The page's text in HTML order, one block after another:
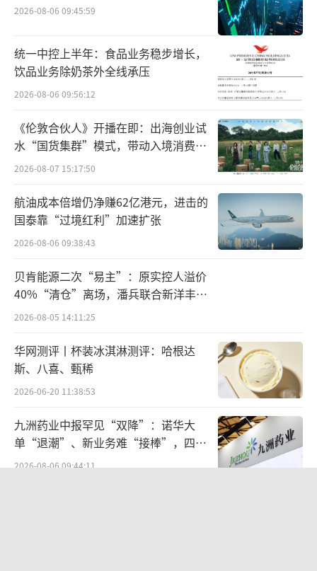
亿滋大中华区总裁范睿思（Joost Vlaande
ren）曾表示，投资恩喜村是亿滋2030战略目标
的重要组成部分。他又表示，很高兴有机会扩
大与恩喜村的合作，自己对恩喜村团队“充满
着敬意”。
事实上，亿滋对恩喜村有全盘计划。亿滋
全球CEO冯朴德（Dirk Van de Put）就在收购
包括赛道增长机会、包装糕点诱人的价格和市
场环境，以及和亿滋的“协同故事”。
知名品牌，同时提供与饼干品牌一致的软蛋糕
或糕点。”冯朴德说，例如奥利奥或亿滋的其
冯朴德甚至还提及，恩喜村未来可以通过
亿滋实现“出海”。他说，恩喜村的业务在过
去几年一直保持着双位数的高速增长，亿滋从
中看到了巨大的发展前景；亿滋确实已经开始
考虑如何将这一业务扩展到世界其他地方，因
2026-08-06 09:45:59
统一中控上半年：食品业务稳步增长，
饮品业务除奶茶外全线承压
2026-08-06 09:56:12
《伦敦合伙人》开播在即：出海创业试
水“国货集群”模式，带动入境消费反
向种草
2026-08-07 15:17:50
航油成本倍增仍净赚62亿港元，进击的
国泰靠“过境红利”加速扩张
2026-08-06 09:38:43
贝肯能源二次“易主”：原实控人溢价
40%“清仓”离场，潘兵联合新洋丰、
宏科百世拟入主
2026-08-05 14:11:25
华网测评丨杯装冰淇淋测评：哈根达
斯、八喜、甄稀
2026-06-20 11:38:53
九洲药业中报罕见“双降”：诺华大
单“退潮”、新业务难“接棒”，四大
难关待闯
2026-08-06 09:44:11